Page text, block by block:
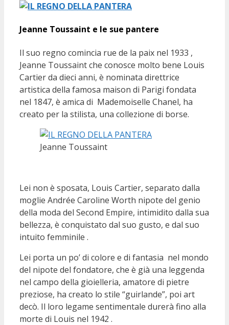
Jeanne Toussaint e le sue pantere
Il suo regno comincia rue de la paix nel 1933 ,
Jeanne Toussaint che conosce molto bene Louis
Cartier da dieci anni, è nominata direttrice
artistica della famosa maison di Parigi fondata
nel 1847, è amica di Mademoiselle Chanel, ha
creato per la stilista, una collezione di borse.
Jeanne Toussaint
Lei non è sposata, Louis Cartier, separato dalla
moglie Andrée Caroline Worth nipote del genio
della moda del Second Empire, intimidito dalla sua
bellezza, è conquistato dal suo gusto, e dal suo
intuito femminile .
Lei porta un po’ di colore e di fantasia nel mondo
del nipote del fondatore, che è già una leggenda
nel campo della gioielleria, amatore di pietre
preziose, ha creato lo stile “guirlande”, poi art
decò. Il loro legame sentimentale durerà fino alla
morte di Louis nel 1942 .